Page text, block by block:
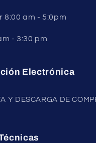
8:00 am - 5:0pm
- 3:30 pm
Electrónica
Y DESCARGA DE